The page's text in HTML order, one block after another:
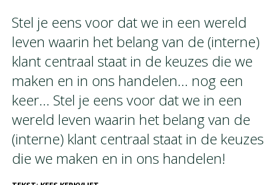
Stel je eens voor dat we in een wereld
leven waarin het belang van de (interne)
klant centraal staat in de keuzes die we
maken en in ons handelen… nog een
keer… Stel je eens voor dat we in een
wereld leven waarin het belang van de
(interne) klant centraal staat in de keuzes
die we maken en in ons handelen!